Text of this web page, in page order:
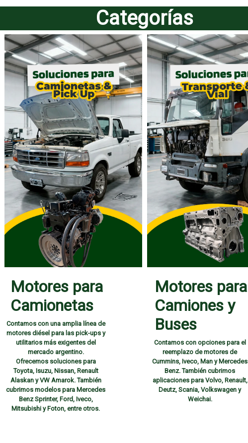
Categorías
Motores para
Camionetas
Contamos con una amplia línea de
motores diésel para las pick-ups y
utilitarios más exigentes del
mercado argentino.
Ofrecemos soluciones para
Toyota, Isuzu, Nissan, Renault
Alaskan y VW Amarok. También
cubrimos modelos para Mercedes
Benz Sprinter, Ford, Iveco,
Mitsubishi y Foton, entre otros.
Motores para
Camiones y
Buses
Contamos con opciones para el
reemplazo de motores de
Cummins, Iveco, Man y Mercedes
Benz. También cubrimos
aplicaciones para Volvo, Renault,
Deutz, Scania, Volkswagen y
Weichai.